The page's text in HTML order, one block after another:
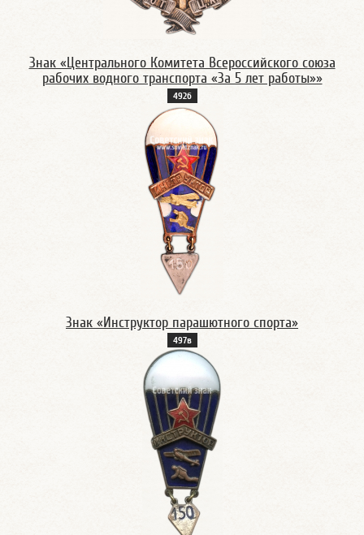
Знак «Центрального Комитета Всероссийского союза
рабочих водного транспорта «За 5 лет работы»»
492б
Знак «Инструктор парашютного спорта»
497в